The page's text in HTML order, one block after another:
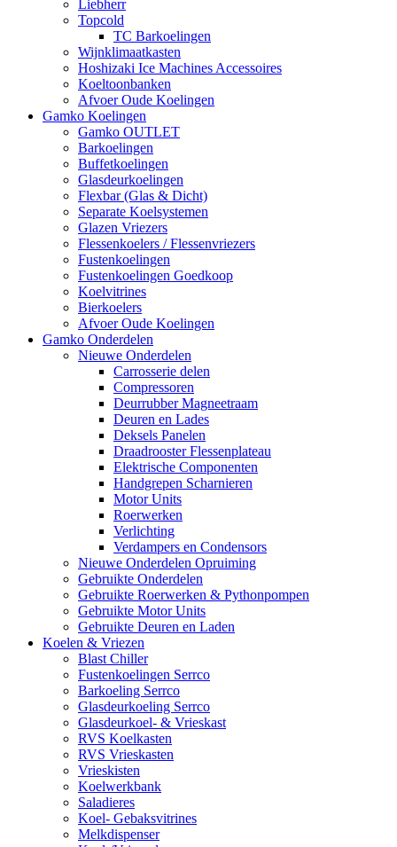
Liebherr
Topcold
TC Barkoelingen
Wijnklimaatkasten
Hoshizaki Ice Machines Accessoires
Koeltoonbanken
Afvoer Oude Koelingen
Gamko Koelingen
Gamko OUTLET
Barkoelingen
Buffetkoelingen
Glasdeurkoelingen
Flexbar (Glas & Dicht)
Separate Koelsystemen
Glazen Vriezers
Flessenkoelers / Flessenvriezers
Fustenkoelingen
Fustenkoelingen Goedkoop
Koelvitrines
Bierkoelers
Afvoer Oude Koelingen
Gamko Onderdelen
Nieuwe Onderdelen
Carrosserie delen
Compressoren
Deurrubber Magneetraam
Deuren en Lades
Deksels Panelen
Draadrooster Flessenplateau
Elektrische Componenten
Handgrepen Scharnieren
Motor Units
Roerwerken
Verlichting
Verdampers en Condensors
Nieuwe Onderdelen Opruiming
Gebruikte Onderdelen
Gebruikte Roerwerken & Pythonpompen
Gebruikte Motor Units
Gebruikte Deuren en Laden
Koelen & Vriezen
Blast Chiller
Fustenkoelingen Serrco
Barkoeling Serrco
Glasdeurkoeling Serrco
Glasdeurkoel- & Vrieskast
RVS Koelkasten
RVS Vrieskasten
Vrieskisten
Koelwerkbank
Saladieres
Koel- Gebaksvitrines
Melkdispenser